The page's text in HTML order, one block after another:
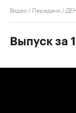
Видео / Передачи /
Выпуск за